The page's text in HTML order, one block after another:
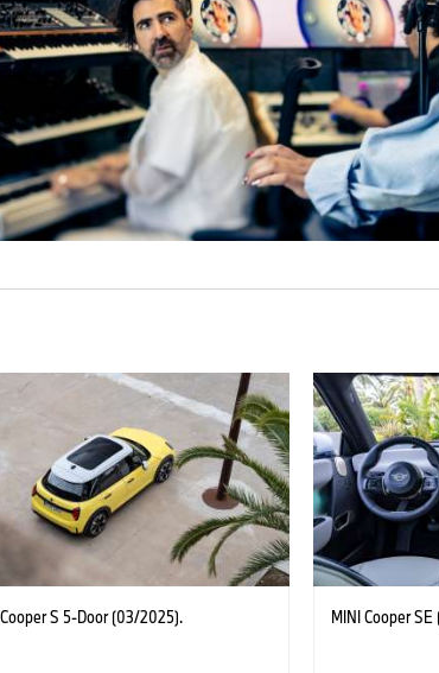
S 5-Door (03/2025). MINI Cooper